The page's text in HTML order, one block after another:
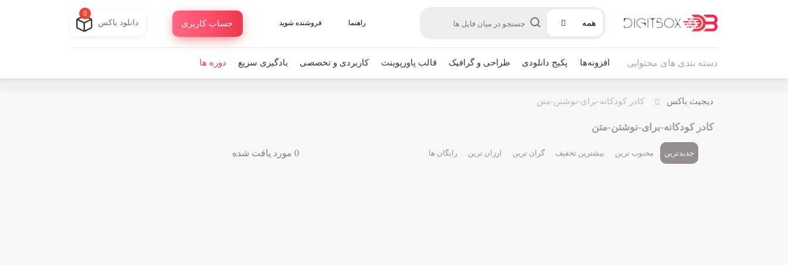
همه راهنما فروشنده شوید حساب کاربری دانلود باکس
0
دسته بندی های محتوایی افزونه‌ها پکیج دانلودی طراحی و گرافیک قالب پاورپوینت کاربردی و تخصصی یادگیری سریع دوره ها
دیجیت باکس کادر کودکانه-برای-نوشتن-متن
کادر کودکانه-برای-نوشتن-متن
جدیدترین محبوب ترین بیشترین تخفیف گران ترین ارزان ترین رایگان ها 0 مورد یافت شده